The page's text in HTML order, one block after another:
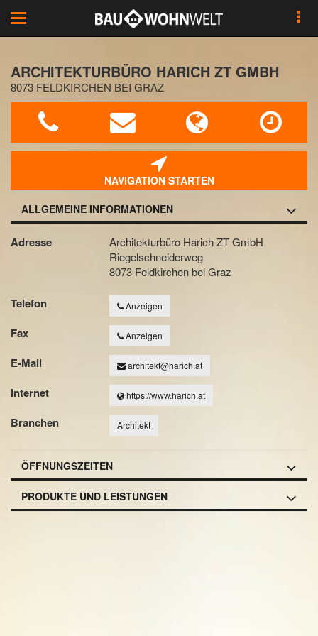
Toggle
navigation
ARCHITEKTURBÜRO HARICH ZT GMBH
8073 FELDKIRCHEN BEI GRAZ
NAVIGATION STARTEN
ALLGEMEINE INFORMATIONEN
Adresse
Architekturbüro Harich ZT GmbH
Riegelschneiderweg
8073 Feldkirchen bei Graz
Telefon Anzeigen
Fax Anzeigen
E-Mail architekt@harich.at
Internet https://www.harich.at
Branchen Architekt
ÖFFNUNGSZEITEN
PRODUKTE UND LEISTUNGEN